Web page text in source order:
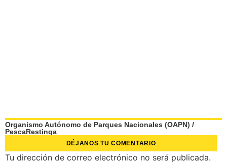
Organismo Autónomo de Parques Nacionales (OAPN) /
PescaRestinga
DÉJANOS TU COMENTARIO
Tu dirección de correo electrónico no será publicada.